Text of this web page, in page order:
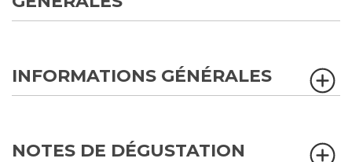
INFORMATIONS GÉNÉRALES
NOTES DE DÉGUSTATION